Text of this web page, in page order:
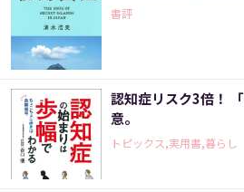
書評
認知症リスク3倍！
意。
トピックス,実用書,暮らし